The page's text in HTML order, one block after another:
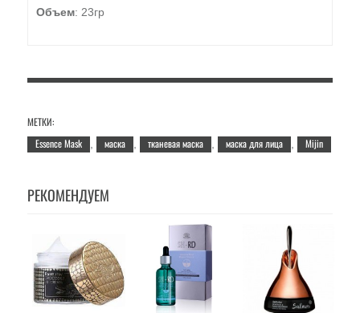
Объем: 23гр
МЕТКИ:
Essence Mask
маска тканевая маска маска для лица Mijin
РЕКОМЕНДУЕМ